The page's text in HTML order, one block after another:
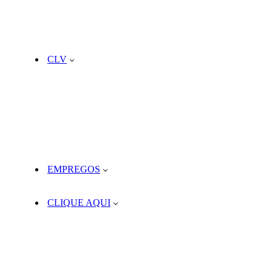
CLV
EMPREGOS
CLIQUE AQUI